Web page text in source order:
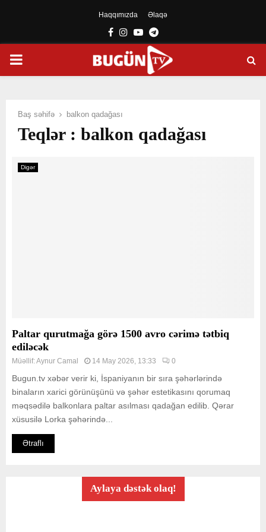
Haqqımızda Əlaqə
Facebook
Instagram
YoutubeTelegram
PRIMARY
Baş səhifə balkon qadağası
Teqlər : balkon qadağası
Digər
Paltar qurutmağa görə 1500 avro cərimə tətbiq
ediləcək
Müəllif:Aynur Camal 14 May 2026, 13:33 0
Bugun.tv xəbər verir ki, İspaniyanın bir sıra şəhərlərində
binaların xarici görünüşünü və şəhər estetikasını qorumaq
məqsədilə balkonlara paltar asılması qadağan edilib. Qərar
xüsusilə Lorka şəhərində...
Ətraflı
Aylaya dəstək olaq!